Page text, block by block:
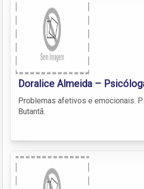
Doralice Almeida –
Problemas afetivos e emocionais.
Butantã.